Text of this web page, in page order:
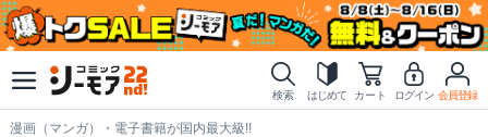
検索 はじめて カート ログイン 会員登録
漫画（マンガ）・電子書籍が国内最大級!!